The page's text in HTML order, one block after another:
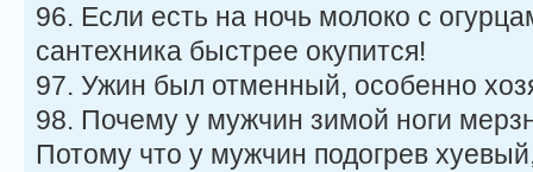
96. Если есть на ночь молоко с
сантехника быстрее окупится!
97. Ужин был отменный, особенно
98. Почему у мужчин зимой ноги
Потому что у мужчин подогрев